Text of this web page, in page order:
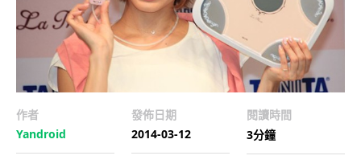
作者
Yandroid
發佈日期
2014-03-12
閱讀時間
3分鐘